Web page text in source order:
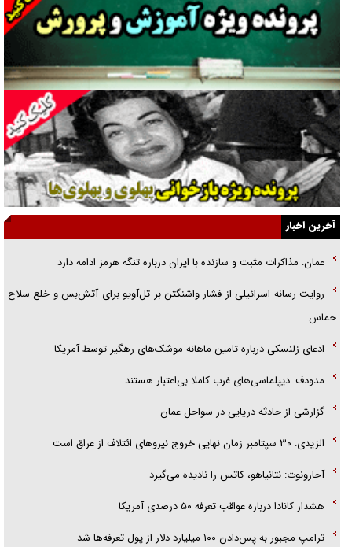
گفت‌وگو با آیت‌الله جاودان/ جفای مخالفان مکانت معنوی رهبر شهید را
ارتقا می‌داد
راننده مست به قانون می‌خندد
همه آقای دوربینی شده‌ایم!
قصه ناتمام سرویس مدارس
آیا مقاومت فلسطین خلع‌سلاح می‌شود؟
الگوی وحدت‌آفرین در ادراک سیاست خارجی
گفتگوی دکتر اخوان مدیرمسئول روزنامه جوان با برنامه تلویزیونی «نبرد
هرمز»
امام حسین (ع) کشته سیرت‌های عصر جاهلی شد
آخرین اخبار
عمان: مذاکرات مثبت و سازنده با ایران درباره تنگه هرمز ادامه دارد
روایت رسانه اسرائیلی از فشار واشنگتن بر تل‌آویو برای آتش‌بس و خلع سلاح
حماس
ادعای زلنسکی درباره تامین ماهانه موشک‌های رهگیر توسط آمریکا
مدودف: دیپلماسی‌های غرب کاملا بی‌اعتبار هستند
گزارشی از حادثه دریایی در سواحل عمان
الزیدی: ۳۰ سپتامبر زمان نهایی خروج نیرو‌های ائتلاف از عراق است
آحارونوت: نتانیاهو، کاتس را نادیده می‌گیرد
هشدار کانادا درباره عواقب تعرفه ۵۰ درصدی آمریکا
ترامپ مجبور به پس‌دادن ۱۰۰ میلیارد دلار از پول تعرفه‌ها شد